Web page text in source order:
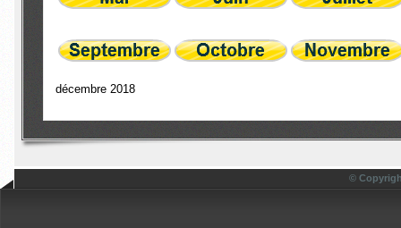
décembre 2018
©